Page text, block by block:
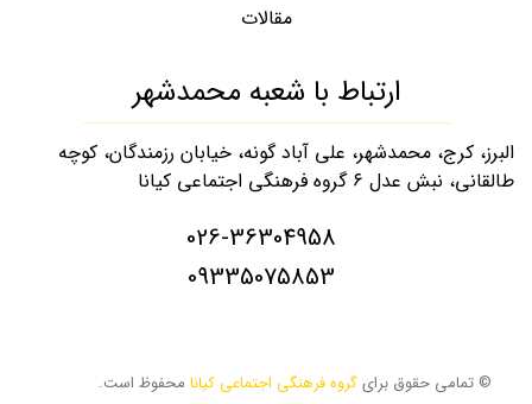
مقالات
ارتباط با شعبه محمدشهر
البرز، کرج، محمدشهر، علی آباد گونه، خیابان رزمندگان، کوچه
طالقانی، نبش عدل ۶ گروه فرهنگی اجتماعی کیانا
026-36304958
09335075853
© تمامی حقوق برایگروه فرهنگی اجتماعی کیانا محفوظ است.